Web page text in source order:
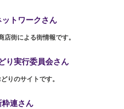
ットワークさん
店街による街情報です。
り実行委員会さん
りのサイトです。
粋連さん